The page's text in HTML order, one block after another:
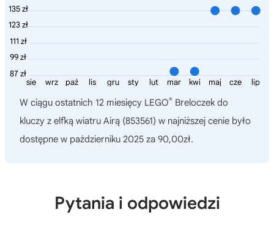
135 zł
123 zł
111 zł
99 zł
87 zł
lip
cze
maj
kwi
mar
lut
sty
gru
lis
paź
wrz
sie
W ciągu ostatnich 12 miesięcy LEGO® Breloczek do
kluczy z elfką wiatru Airą (853561) w najniższej cenie było
dostępne w październiku 2025 za 90,00zł.
Pytania i odpowiedzi